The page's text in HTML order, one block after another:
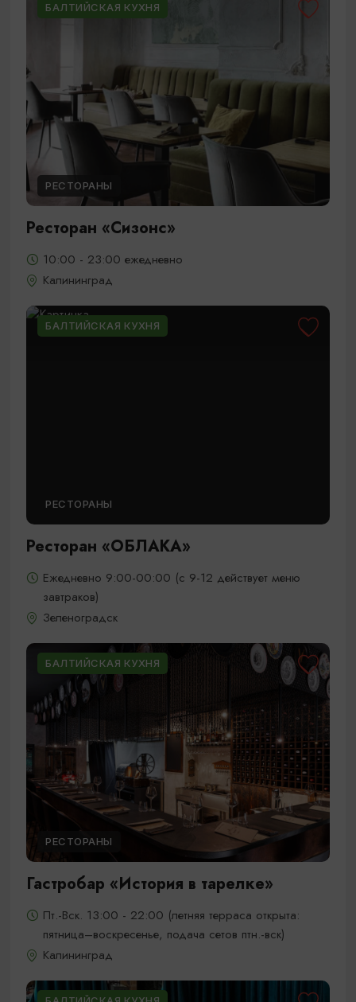
БАЛТИЙСКАЯ КУХНЯ
РЕСТОРАНЫ
Ресторан «Сизонс»
10:00 - 23:00 ежедневно
Калининград
БАЛТИЙСКАЯ КУХНЯ
РЕСТОРАНЫ
Ресторан «ОБЛАКА»
Ежедневно 9:00-00:00 (с 9-12 действует меню
завтраков)
Зеленоградск
БАЛТИЙСКАЯ КУХНЯ
РЕСТОРАНЫ
Гастробар «История в тарелке»
Пт.-Вск. 13:00 - 22:00 (летняя терраса открыта:
пятница–воскресенье, подача сетов птн.-вск)
Калининград